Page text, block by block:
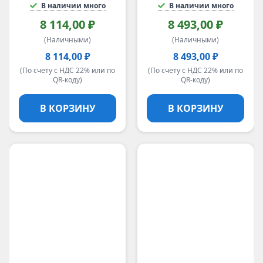
В наличии много
8 114,00 ₽
(Наличными)
8 114,00 ₽
(По счету с НДС 22% или по
QR-коду)
В КОРЗИНУ
В наличии много
8 493,00 ₽
(Наличными)
8 493,00 ₽
(По счету с НДС 22% или по
QR-коду)
В КОРЗИНУ